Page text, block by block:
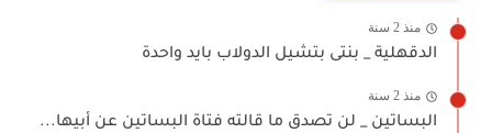
منذ 2 سنة
الدقهلية _ بنتى بتشيل الدولاب بايد واحدة
منذ 2 سنة
البساتين _ لن تصدق ما قالته فتاة البساتين عن أبيها...